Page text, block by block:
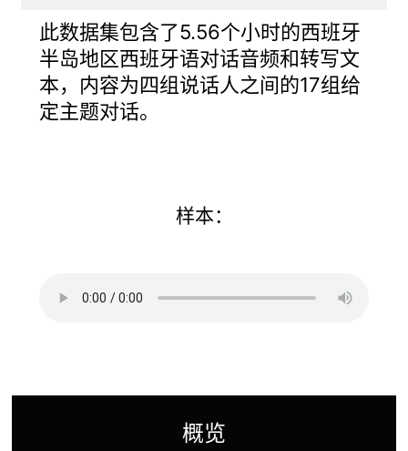
此数据集包含了5.56个小时的西班牙
半岛地区西班牙语对话音频和转写文
本，内容为四组说话人之间的17组给
定主题对话。
样本：
概览